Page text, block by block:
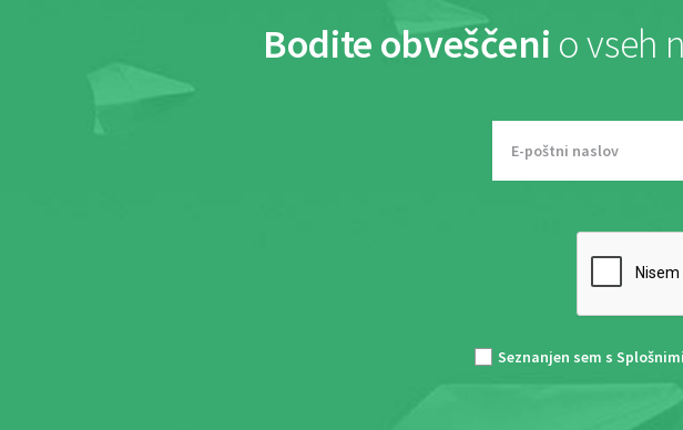
Bodite obveščeni o vseh
Seznanjen sem s